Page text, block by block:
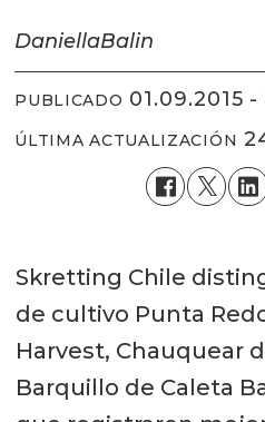
DaniellaBalin
PUBLICADO 01.09.2015
ÚLTIMA ACTUALIZACIÓN
Skretting Chile
de cultivo Punta
Harvest, Chauquear
Barquillo de Caleta